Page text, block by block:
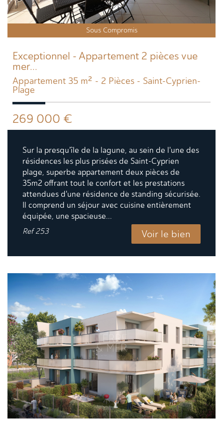
Sous Compromis
Exceptionnel - Appartement 2 pièces vue
mer...
Appartement 35 m² - 2 Pièces - Saint-Cyprien-
Plage
269 000 €
Sur la presqu'île de la lagune, au sein de l'une des
résidences les plus prisées de Saint-Cyprien
plage, superbe appartement deux pièces de
35m2 offrant tout le confort et les prestations
attendues d'une résidence de standing sécurisée.
Il comprend un séjour avec cuisine entièrement
équipée, une spacieuse...
Ref253 Voir le bien